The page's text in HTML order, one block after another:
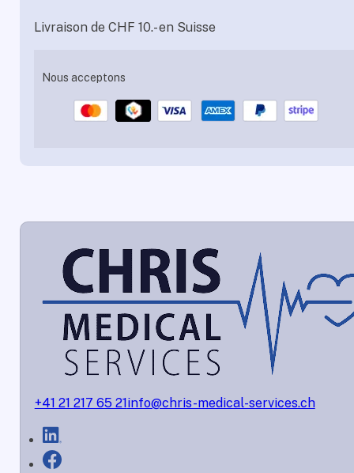
Livraison de CHF 10.- en Suisse
Nous acceptons
+41 21 217 65 21info@chris-medical-services.ch